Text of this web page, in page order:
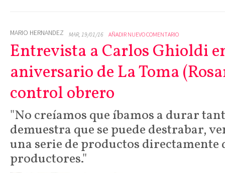
MARIO HERNANDEZ MAR, 19/01/16 AÑADIR NUEVO COMENTARIO
Entrevista a Carlos Ghioldi
aniversario de La Toma
control obrero
"No creíamos que íbamos a durar
demuestra que se puede destrabar,
una serie de productos directamente
productores."